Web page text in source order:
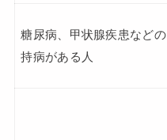
糖尿病、甲状腺疾患などの
持病がある人